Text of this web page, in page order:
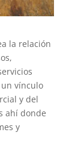
la relación
vínculo
y del
ahí donde
y